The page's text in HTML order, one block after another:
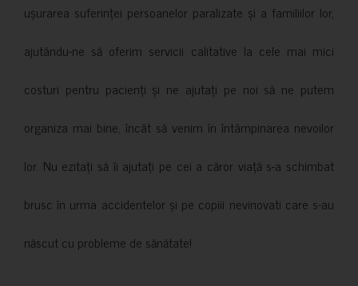
ușurarea suferinței persoanelor paralizate și a familiilor lor,
ajutându-ne să oferim servicii calitative la cele mai mici
costuri pentru pacienți și ne ajutați pe noi să ne putem
organiza mai bine, încât să venim în întâmpinarea nevoilor
lor. Nu ezitați să îi ajutați pe cei a căror viață s-a schimbat
brusc în urma accidentelor și pe copiii nevinovati care s-au
născut cu probleme de sănătate!